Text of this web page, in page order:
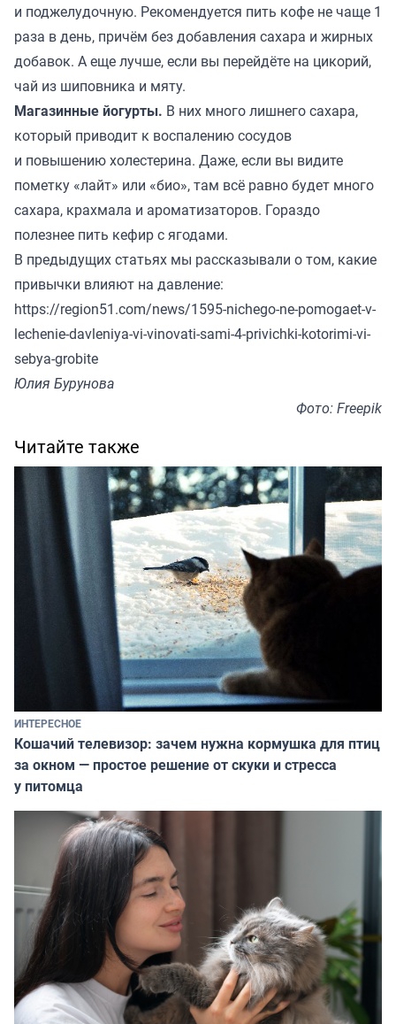
и поджелудочную. Рекомендуется пить кофе не чаще 1
раза в день, причём без добавления сахара и жирных
добавок. А еще лучше, если вы перейдёте на цикорий,
чай из шиповника и мяту.
Магазинные йогурты. В них много лишнего сахара,
который приводит к воспалению сосудов
и повышению холестерина. Даже, если вы видите
пометку «лайт» или «био», там всё равно будет много
сахара, крахмала и ароматизаторов. Гораздо
полезнее пить кефир с ягодами.
В предыдущих статьях мы рассказывали о том, какие
привычки влияют на давление:
https://region51.com/news/1595-nichego-ne-pomogaet-v-
lechenie-davleniya-vi-vinovati-sami-4-privichki-kotorimi-vi-
sebya-grobite
Юлия Бурунова
Фото: Freepik
Читайте также
ИНТЕРЕСНОЕ
Кошачий телевизор: зачем нужна кормушка для птиц
за окном — простое решение от скуки и стресса
у питомца